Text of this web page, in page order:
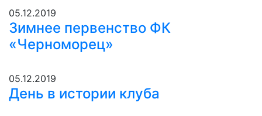
05.12.2019
Зимнее первенство ФК
«Черноморец»
05.12.2019
День в истории клуба